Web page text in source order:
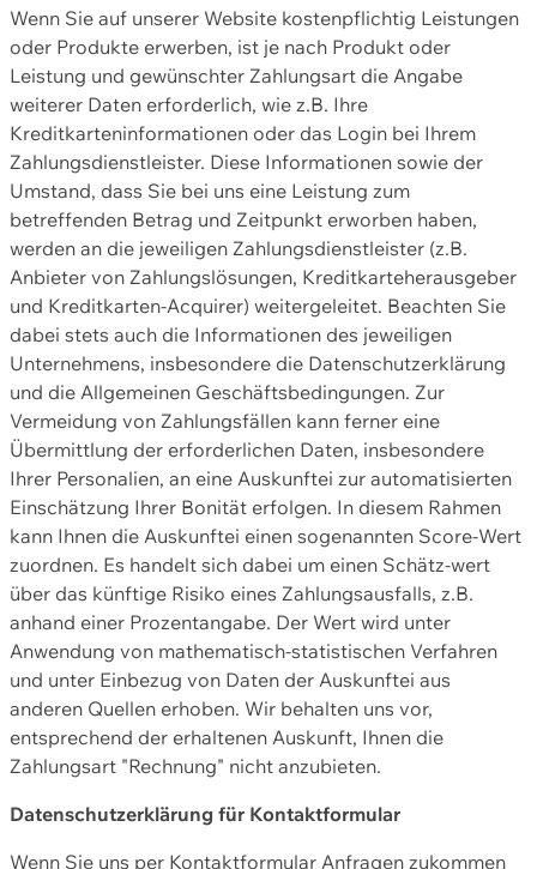
Wenn Sie auf unserer Website kostenpflichtig Leistungen
oder Produkte erwerben, ist je nach Produkt oder
Leistung und gewünschter Zahlungsart die Angabe
weiterer Daten erforderlich, wie z.B. Ihre
Kreditkarteninformationen oder das Login bei Ihrem
Zahlungsdienstleister. Diese Informationen sowie der
Umstand, dass Sie bei uns eine Leistung zum
betreffenden Betrag und Zeitpunkt erworben haben,
werden an die jeweiligen Zahlungsdienstleister (z.B.
Anbieter von Zahlungslösungen, Kreditkarteherausgeber
und Kreditkarten-Acquirer) weitergeleitet. Beachten Sie
dabei stets auch die Informationen des jeweiligen
Unternehmens, insbesondere die Datenschutzerklärung
und die Allgemeinen Geschäftsbedingungen. Zur
Vermeidung von Zahlungsfällen kann ferner eine
Übermittlung der erforderlichen Daten, insbesondere
Ihrer Personalien, an eine Auskunftei zur automatisierten
Einschätzung Ihrer Bonität erfolgen. In diesem Rahmen
kann Ihnen die Auskunftei einen sogenannten Score-Wert
zuordnen. Es handelt sich dabei um einen Schätz-wert
über das künftige Risiko eines Zahlungsausfalls, z.B.
anhand einer Prozentangabe. Der Wert wird unter
Anwendung von mathematisch-statistischen Verfahren
und unter Einbezug von Daten der Auskunftei aus
anderen Quellen erhoben. Wir behalten uns vor,
entsprechend der erhaltenen Auskunft, Ihnen die
Zahlungsart "Rechnung" nicht anzubieten.
Datenschutzerklärung für Kontaktformular
Wenn Sie uns per Kontaktformular Anfragen zukommen